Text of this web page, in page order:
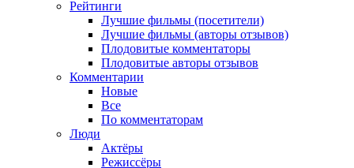
Рейтинги
Лучшие фильмы (посетители)
Лучшие фильмы (авторы отзывов)
Плодовитые комментаторы
Плодовитые авторы отзывов
Комментарии
Новые
Все
По комментаторам
Люди
Актёры
Режиссёры